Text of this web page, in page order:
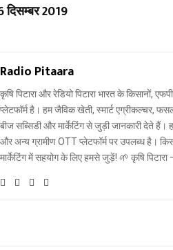
दिसम्बर 2019
Radio Pitaara
कृषि पिटारा और रेडियो पिटारा भारत के किसानों,
प्लेटफॉर्म है। हम जैविक खेती, स्मार्ट एग्रीकल्चर,
बीज सब्सिडी और मार्केटिंग से जुड़ी जानकारी देते
और अन्य ग्रामीण OTT प्लेटफॉर्म पर उपलब्ध है।
मार्केटिंग में सहयोग के लिए हमसे जुड़ें! 🌱 कृषि